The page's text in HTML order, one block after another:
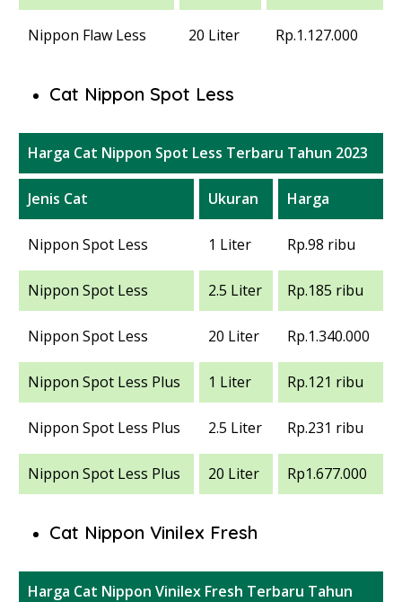
Nippon Flaw Less 20 Liter Rp.1.127.000
Cat Nippon Spot Less
Harga Cat Nippon Spot Less Terbaru Tahun 2023
Jenis Cat Ukuran Harga
Nippon Spot Less 1 Liter Rp.98 ribu
Nippon Spot Less 2.5 Liter Rp.185 ribu
Nippon Spot Less 20 Liter Rp.1.340.000
Nippon Spot Less Plus 1 Liter Rp.121 ribu
Nippon Spot Less Plus 2.5 Liter Rp.231 ribu
Nippon Spot Less Plus 20 Liter Rp1.677.000
Cat Nippon Vinilex Fresh
Harga Cat Nippon Vinilex Fresh Terbaru Tahun